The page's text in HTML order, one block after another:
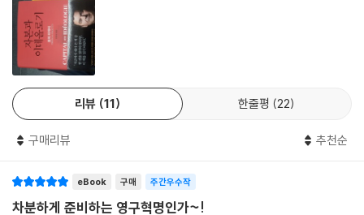
위기, 트럼프로 상징되는 미국식 토착주의, 러시아와 중국의 초중앙집중
적 과두지배와 이들이 자본주의와 결탁한 모종의 방식, 인도와 브라질의
더 나은 민주사회로의 진화가능성, 공산주의 몰락 이후 혼탁해진 동유럽
국가들의 정치경제 등에 대한 방대한 서술은, 현재의 시점에서 과거와 미
래를 역동적으로 오가는 최대치의 사회과학적 역량과 스케일을 보여준다.
역사적 불평등과 20세기의 뉴딜과 누진세, 그리고 21세기의 신소유주의
『21세기 자본』이 자본주의에 내재한 불평등의 경제적 동역학을 분석한 책
이라면, 『자본과 이데올로기』는 사회의 불평등을 정당화 혹은 ‘자연화’하
리뷰 11 한줄평 22
구매리뷰 추천순
eBook 구매 주간우수작
차분하게 준비하는 영구혁명인가~!